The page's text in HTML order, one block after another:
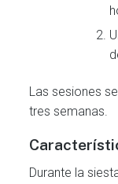
Las sesiones
tres semanas.
Durante la